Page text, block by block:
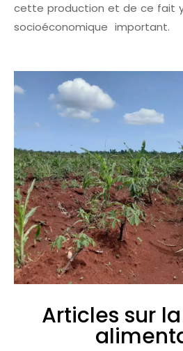
cette production et de ce fait
socioéconomique important.
Articles sur